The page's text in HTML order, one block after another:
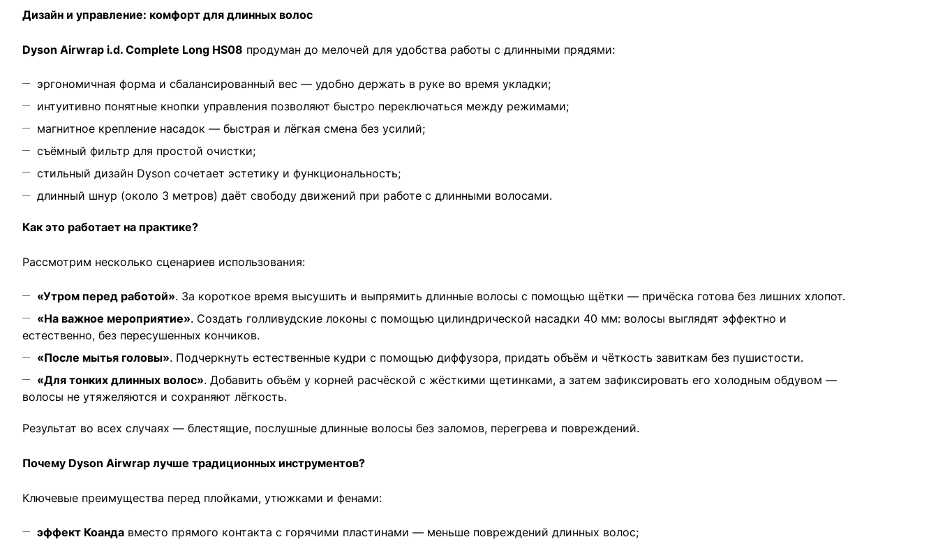
Дизайн и управление: комфорт для длинных волос
Dyson Airwrap i.d. Complete Long HS08 продуман до мелочей для удобства работы с длинными прядями:
эргономичная форма и сбалансированный вес — удобно держать в руке во время укладки;
интуитивно понятные кнопки управления позволяют быстро переключаться между режимами;
магнитное крепление насадок — быстрая и лёгкая смена без усилий;
съёмный фильтр для простой очистки;
стильный дизайн Dyson сочетает эстетику и функциональность;
длинный шнур (около 3 метров) даёт свободу движений при работе с длинными волосами.
Как это работает на практике?
Рассмотрим несколько сценариев использования:
«Утром перед работой». За короткое время высушить и выпрямить длинные волосы с помощью щётки — причёска готова без лишних хлопот.
«На важное мероприятие». Создать голливудские локоны с помощью цилиндрической насадки 40 мм: волосы выглядят эффектно и
естественно, без пересушенных кончиков.
«После мытья головы». Подчеркнуть естественные кудри с помощью диффузора, придать объём и чёткость завиткам без пушистости.
«Для тонких длинных волос». Добавить объём у корней расчёской с жёсткими щетинками, а затем зафиксировать его холодным обдувом —
волосы не утяжеляются и сохраняют лёгкость.
Результат во всех случаях — блестящие, послушные длинные волосы без заломов, перегрева и повреждений.
Почему Dyson Airwrap лучше традиционных инструментов?
Ключевые преимущества перед плойками, утюжками и фенами:
эффект Коанда вместо прямого контакта с горячими пластинами — меньше повреждений длинных волос;